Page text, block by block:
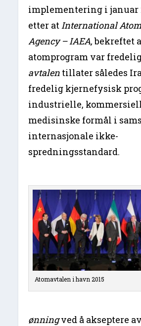
implementering i januar
etter at International
Agency – IAEA,bekreftet
atomprogram var
avtalen tillater således
fredelig kjernefysisk
industrielle,
medisinske formål i
internasjonale ikke-
spredningsstandard.
Atomavtalen i havn 2015
ønningved å akseptere